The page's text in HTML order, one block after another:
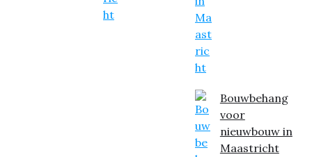
Bouwbehang
voor
nieuwbouw in
Maastricht